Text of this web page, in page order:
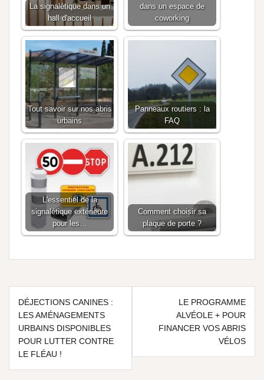
La signalétique dans un
hall d'accueil
dans un espace de
coworking
Tout savoir sur nos abris
urbains
Panneaux routiers : la
FAQ
L'essentiel de la
signalétique extérieure
pour les…
Comment choisir sa
plaque de porte ?
DÉJECTIONS CANINES :
LES AMÉNAGEMENTS
URBAINS DISPONIBLES
POUR LUTTER CONTRE
LE FLÉAU !
LE PROGRAMME
ALVÉOLE + POUR
FINANCER VOS ABRIS
VÉLOS